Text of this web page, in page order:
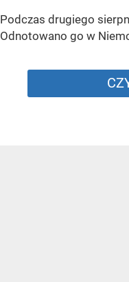
Podczas drugiego
Odnotowano go w